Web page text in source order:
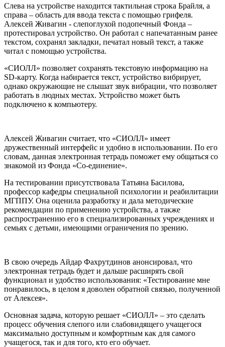
Слева на устройстве находится тактильная строка Брайля, а
справа – область для ввода текста с помощью грифеля.
Алексей Живагин - слепоглухой подопечный Фонда –
протестировал устройство. Он работал с напечатанным ранее
текстом, сохранял закладки, печатал новый текст, а также
читал с помощью устройства.
«СИОЛЛ» позволяет сохранять текстовую информацию на
SD-карту. Когда набирается текст, устройство вибрирует,
однако окружающие не слышат звук вибрации, что позволяет
работать в людных местах. Устройство может быть
подключено к компьютеру.
Алексей Живагин считает, что «СИОЛЛ» имеет
дружественный интерфейс и удобно в использовании. По его
словам, данная электронная тетрадь поможет ему общаться со
знакомой из Фонда «Со-единение».
На тестировании присутствовала Татьяна Басилова,
профессор кафедры специальной психологии и реабилитации
МГППУ. Она оценила разработку и дала методические
рекомендации по применению устройства, а также
распространению его в специализированных учреждениях и
семьях с детьми, имеющими ограничения по зрению.
В свою очередь Айдар Фахрутдинов анонсировал, что
электронная тетрадь будет и дальше расширять свой
функционал и удобство использования: «Тестирование мне
понравилось, в целом я доволен обратной связью, полученной
от Алексея».
Основная задача, которую решает «СИОЛЛ» – это сделать
процесс обучения слепого или слабовидящего учащегося
максимально доступным и комфортным как для самого
учащегося, так и для того, кто его обучает.